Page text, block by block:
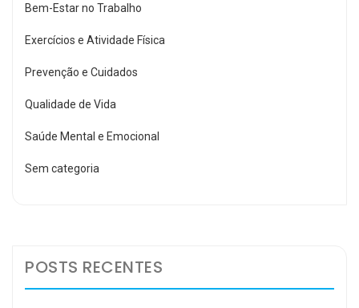
Bem-Estar no Trabalho
Exercícios e Atividade Física
Prevenção e Cuidados
Qualidade de Vida
Saúde Mental e Emocional
Sem categoria
POSTS RECENTES